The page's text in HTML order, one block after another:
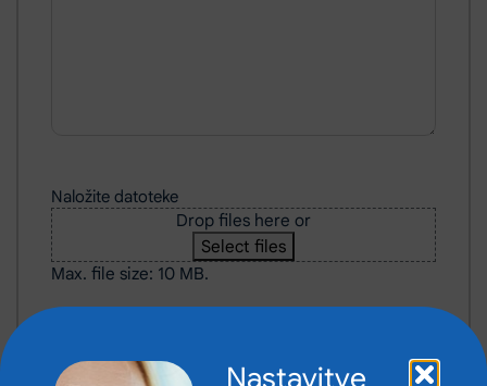
Nastavitve
Naložite datoteke
Drop files here or
Select files
Max. file size: 10 MB.